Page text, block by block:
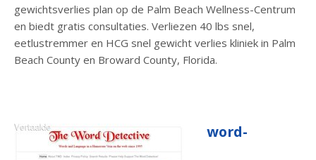
gewichtsverlies plan op de Palm Beach Wellness-Centrum
en biedt gratis consultaties. Verliezen 40 lbs snel,
eetlustremmer en HCG snel gewicht verlies kliniek in Palm
Beach County en Broward County, Florida.
word-